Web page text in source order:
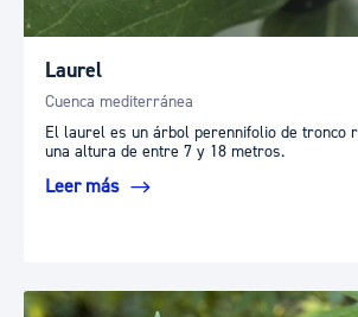
Laurel
Cuenca mediterránea
El laurel es un árbol perennifolio de tronco
una altura de entre 7 y 18 metros.
Leer más